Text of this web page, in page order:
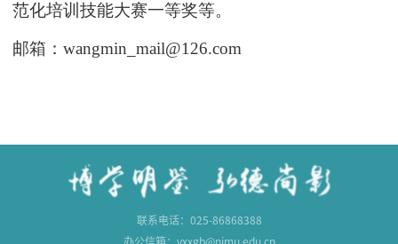
范化培训技能大赛一等奖等。
邮箱：wangmin_mail@126.com
联系电话：025-86868388
办公信箱：yxxgb@njmu.edu.cn